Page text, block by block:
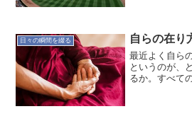
が楽しみだっ
日々の瞬間を綴る 自らの在り
最近よく自ら
というのが、
るか。すべて